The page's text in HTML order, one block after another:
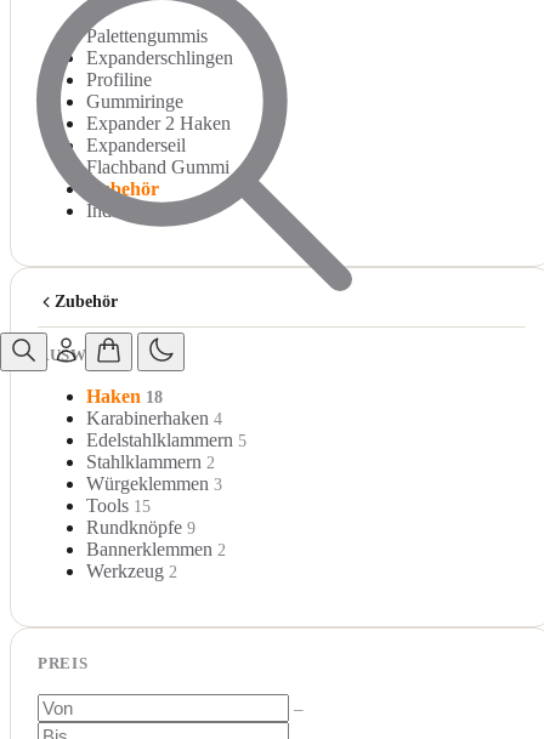
Palettengummis
Expanderschlingen
Profiline
Gummiringe
Expander 2 Haken
Expanderseil
Flachband Gummi
Zubehör
Individuell
Zubehör
AUSWAHL
Haken 18
Karabinerhaken 4
Edelstahlklammern 5
Stahlklammern 2
Würgeklemmen 3
Tools 15
Rundknöpfe 9
Bannerklemmen 2
Werkzeug 2
PREIS
–